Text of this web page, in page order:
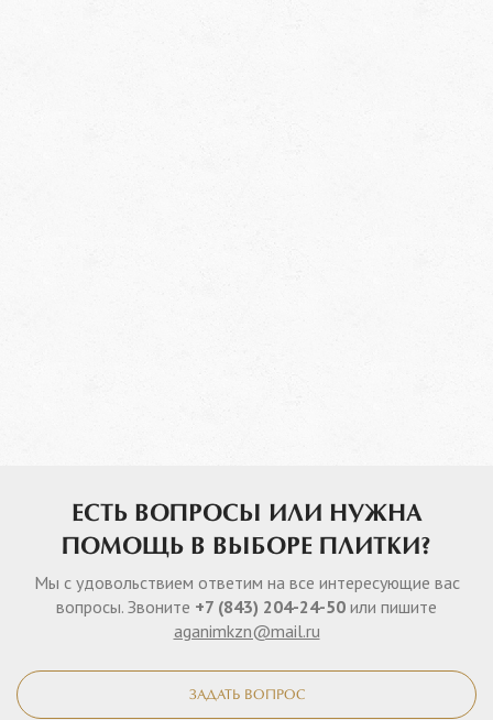
ЕСТЬ ВОПРОСЫ ИЛИ НУЖНА
ПОМОЩЬ В ВЫБОРЕ ПЛИТКИ?
Мы с удовольствием ответим на все интересующие вас
вопросы. Звоните +7 (843) 204-24-50 или пишите
aganimkzn@mail.ru
ЗАДАТЬ ВОПРОС